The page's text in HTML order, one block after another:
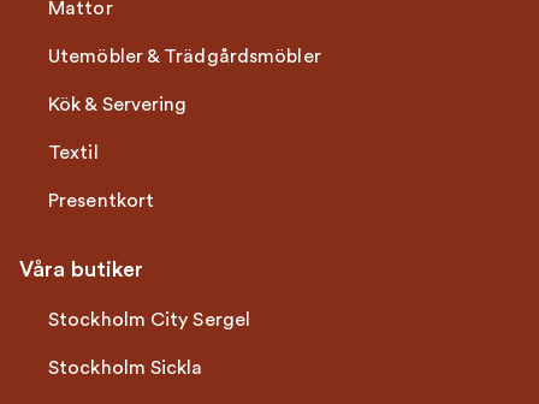
Mattor
Utemöbler & Trädgårdsmöbler
Kök & Servering
Textil
Presentkort
Våra butiker
Stockholm City Sergel
Stockholm Sickla